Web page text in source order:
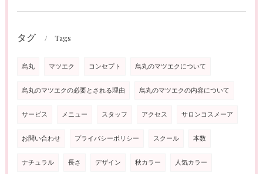
タグ Tags
烏丸 マツエク コンセプト 烏丸のマツエクについて
烏丸のマツエクの必要とされる理由 烏丸のマツエクの内容について
サービス メニュー スタッフ アクセス サロンコスメーア
お問い合わせ プライバシーポリシー スクール 本数
ナチュラル 長さ デザイン 秋カラー 人気カラー